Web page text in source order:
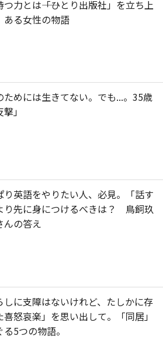
力とは――「ひとり出版社」を立ち上
ある女性の物語
ためには生きてない。でも...。35歳
」
り英語をやりたい人、必見。「話す
り先に身につけるべきは？ 鳥飼玖
んの答え
しに支障はないけれど、たしかに存
喜怒哀楽」を思い出して。「同居」
5つの物語。